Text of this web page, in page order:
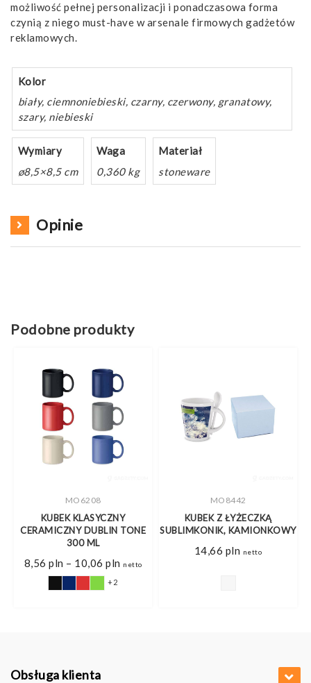
możliwość pełnej personalizacji i ponadczasowa forma
czynią z niego must-have w arsenale firmowych gadżetów
reklamowych.
Kolor
biały, ciemnoniebieski, czarny, czerwony, granatowy,
szary, niebieski
Wymiary
ø8,5×8,5 cm
Waga
0,360 kg
Materiał
stoneware
Opinie
Podobne produkty
MO6208
KUBEK KLASYCZNY
CERAMICZNY DUBLIN TONE
300 ML
8,56 pln – 10,06 pln Zakres
netto
+2
MO8442
KUBEK Z ŁYŻECZKĄ
SUBLIMKONIK, KAMIONKOWY
14,66 pln netto
Obsługa klienta